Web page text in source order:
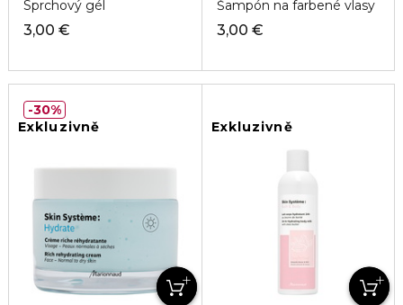
Sprchový gél
3,00 €
Šampón na farbené vlasy
3,00 €
Exkluzivně
30%
Exkluzivně